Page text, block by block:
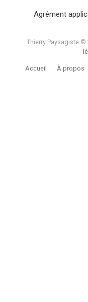
Agrément
Thierry Paysagiste ©
Accueil À propos